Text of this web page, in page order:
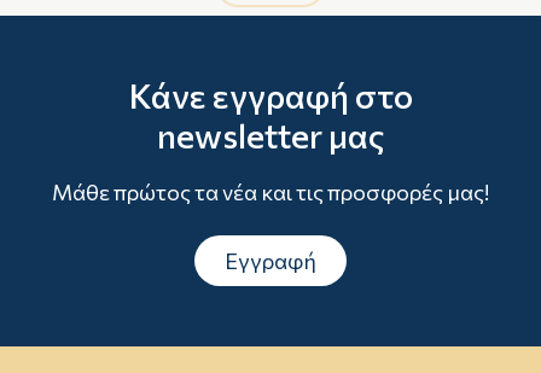
Κάνε εγγραφή στο
newsletter μας
Μάθε πρώτος τα νέα και τις προσφορές μας!
Εγγραφή